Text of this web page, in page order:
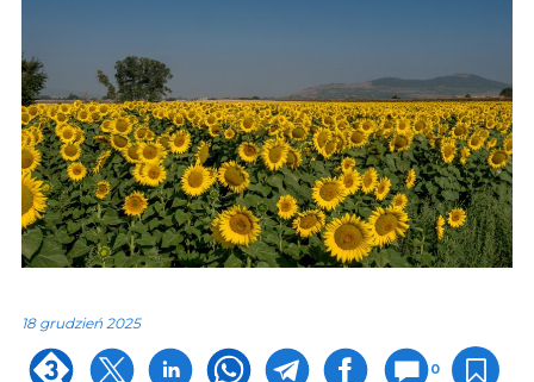
18 grudzień 2025
0